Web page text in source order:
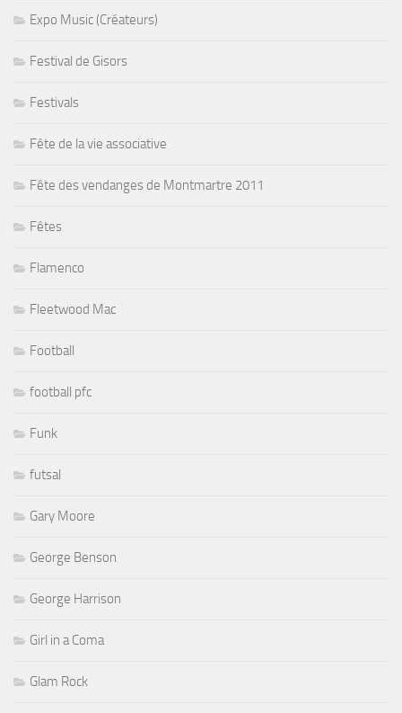
Expo Music (Créateurs)
Festival de Gisors
Festivals
Fête de la vie associative
Fête des vendanges de Montmartre 2011
Fêtes
Flamenco
Fleetwood Mac
Football
football pfc
Funk
futsal
Gary Moore
George Benson
George Harrison
Girl in a Coma
Glam Rock